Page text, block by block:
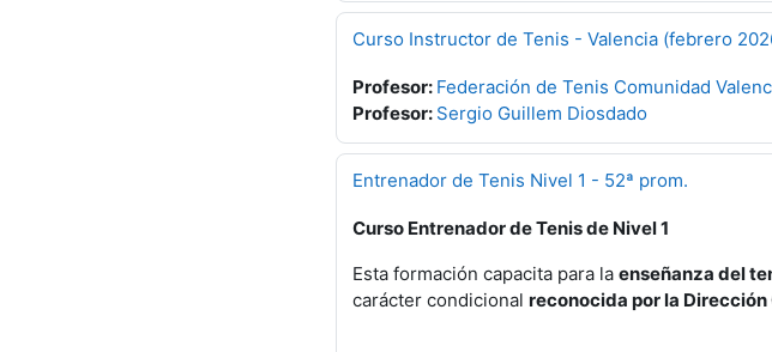
Curso Instructor de Tenis - Valencia (febrero
Profesor: Federación de Tenis Comunidad
Profesor: Sergio Guillem Diosdado
Entrenador de Tenis Nivel 1 - 52ª prom.
Curso Entrenador de Tenis de Nivel 1
Esta formación capacita para la enseñanza del
carácter condicional reconocida por la